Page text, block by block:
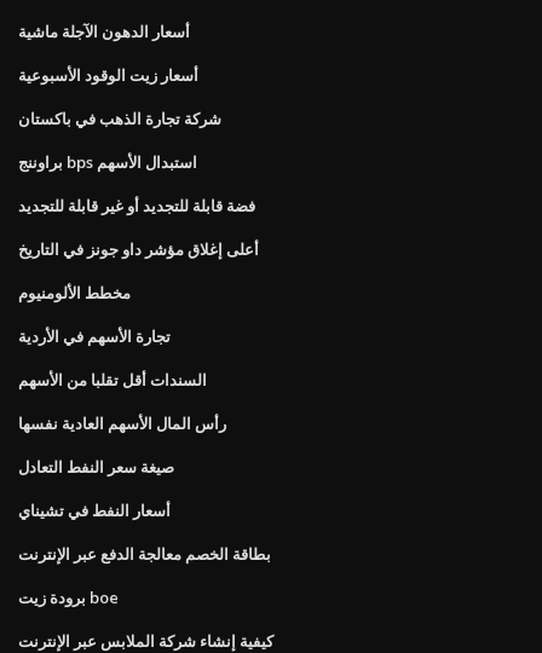
أسعار الدهون الآجلة ماشية
أسعار زيت الوقود الأسبوعية
شركة تجارة الذهب في باكستان
براوننج bps استبدال الأسهم
فضة قابلة للتجديد أو غير قابلة للتجديد
أعلى إغلاق مؤشر داو جونز في التاريخ
مخطط الألومنيوم
تجارة الأسهم في الأردية
السندات أقل تقلبا من الأسهم
رأس المال الأسهم العادية نفسها
صيغة سعر النفط التعادل
أسعار النفط في تشيناي
بطاقة الخصم معالجة الدفع عبر الإنترنت
برودة زيت boe
كيفية إنشاء شركة الملابس عبر الإنترنت